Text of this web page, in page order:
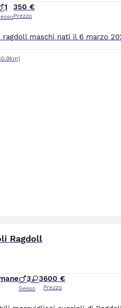
1 350 €
Prezzo
Ragdoll
3 3
Sesso
600 €
Prezzo